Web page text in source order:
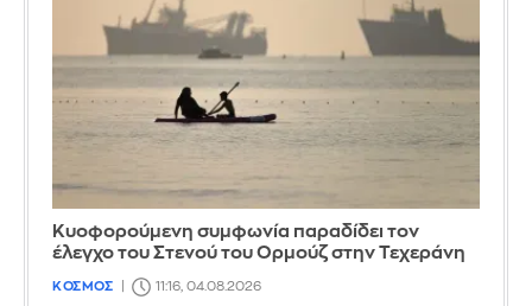
Κυοφορούμενη συμφωνία παραδίδει τον
έλεγχο του Στενού του Ορμούζ στην Τεχεράνη
ΚΟΣΜΟΣ 11:16, 04.08.2026